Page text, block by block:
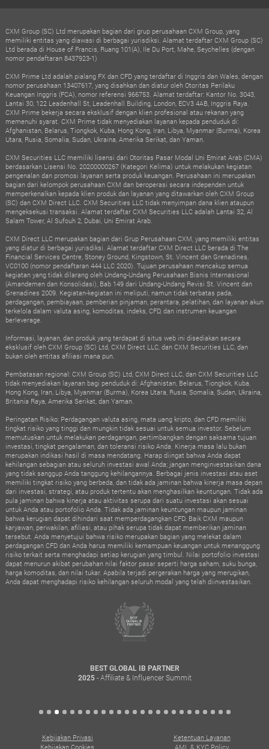
CXM Group (SC) Ltd merupakan bagian dari grup perusahaan CXM Group, yang
memiliki entitas yang diawasi di berbagai yurisdiksi. Alamat terdaftar CXM Group (SC)
Ltd berada di House of Francis, Ruang 101(A), Ile Du Port, Mahe, Seychelles (dengan
nomor pendaftaran 8437923-1)
CXM Prime Ltd adalah pialang FX dan CFD yang terdaftar di Inggris dan Wales, dengan
nomor perusahaan 13407617, yang disahkan dan diatur oleh Otoritas Perilaku
Keuangan Inggris (FCA), nomor referensi 966753. Alamat terdaftar: Kantor No. 3043,
Lantai 30, 122 Leadenhall St, Leadenhall Building, London, ECV3 4AB, Inggris Raya.
CXM Prime bekerja secara eksklusif dengan klien profesional atau rekanan yang
memenuhi syarat. CXM Prime tidak menyediakan layanan kepada penduduk di:
Afghanistan, Belarus, Tiongkok, Kuba, Hong Kong, Iran, Libya, Myanmar (Burma), Korea
Utara, Rusia, Somalia, Sudan, Ukraina, Amerika Serikat, dan Yaman.
CXM Securities LLC memiliki lisensi dari Otoritas Pasar Modal Uni Emirat Arab (CMA)
berdasarkan Lisensi No. 20200000267 (Kategori Kelima) untuk melakukan kegiatan
pengenalan dan promosi layanan serta produk keuangan. Perusahaan ini merupakan
bagian dari kelompok perusahaan CXM dan beroperasi secara independen untuk
memperkenalkan kepada klien produk dan layanan yang ditawarkan oleh CXM Group
(SC) dan CXM Direct LLC. CXM Securities LLC tidak menyimpan dana klien ataupun
mengeksekusi transaksi. Alamat terdaftar CXM Securities LLC adalah Lantai 32, Al
Salam Tower, Al Sufouh 2, Dubai, Uni Emirat Arab.
CXM Direct LLC merupakan bagian dari Grup Perusahaan CXM, yang memiliki entitas
yang diatur di berbagai yurisdiksi. Alamat terdaftar CXM Direct LLC berada di The
Financial Services Centre, Stoney Ground, Kingstown, St. Vincent dan Grenadines,
VC0100 (nomor pendaftaran 444 LLC 2020). Tujuan perusahaan mencakup semua
kegiatan yang tidak dilarang oleh Undang-Undang Perusahaan Bisnis Internasional
(Amandemen dan Konsolidasi), Bab 149 dari Undang-Undang Revisi St. Vincent dan
Grenadines 2009. Kegiatan-kegiatan ini meliputi, namun tidak terbatas pada,
perdagangan, pembiayaan, pemberian pinjaman, perantara, pelatihan, dan layanan akun
terkelola dalam valuta asing, komoditas, indeks, CFD, dan instrumen keuangan
berleverage.
Informasi, layanan, dan produk yang terdapat di situs web ini disediakan secara
eksklusif oleh CXM Group (SC) Ltd, CXM Direct LLC, dan CXM Securities LLC, dan
bukan oleh entitas afiliasi mana pun.
Pembatasan regional: CXM Group (SC) Ltd, CXM Direct LLC, dan CXM Securities LLC
tidak menyediakan layanan bagi penduduk di: Afghanistan, Belarus, Tiongkok, Kuba,
Hong Kong, Iran, Libya, Myanmar (Burma), Korea Utara, Rusia, Somalia, Sudan, Ukraina,
Britania Raya, Amerika Serikat, dan Yaman.
Peringatan Risiko: Perdagangan valuta asing, mata uang kripto, dan CFD memiliki
tingkat risiko yang tinggi dan mungkin tidak sesuai untuk semua investor. Sebelum
memutuskan untuk melakukan perdagangan, pertimbangkan dengan saksama tujuan
investasi, tingkat pengalaman, dan toleransi risiko Anda. Kinerja masa lalu bukan
merupakan indikasi hasil di masa mendatang. Harap diingat bahwa Anda dapat
kehilangan sebagian atau seluruh investasi awal Anda; jangan menginvestasikan dana
yang tidak sanggup Anda tanggung kehilangannya. Berbagai jenis investasi atau aset
memiliki tingkat risiko yang berbeda, dan tidak ada jaminan bahwa kinerja masa depan
dari investasi, strategi, atau produk tertentu akan menghasilkan keuntungan. Tidak ada
pula jaminan bahwa kinerja atau aktivitas serupa dari suatu investasi akan sesuai
untuk Anda atau portofolio Anda. Tidak ada jaminan keuntungan maupun jaminan
bahwa kerugian dapat dihindari saat memperdagangkan CFD. Baik CXM maupun
karyawan, perwakilan, afiliasi, atau pihak serupa tidak dapat memberikan jaminan
tersebut. Anda menyetujui bahwa risiko merupakan bagian yang melekat dalam
perdagangan CFD dan Anda harus memiliki kemampuan keuangan untuk menanggung
risiko terkait serta menghadapi setiap kerugian yang timbul. Nilai portofolio investasi
dapat menurun akibat perubahan nilai faktor pasar seperti harga saham, suku bunga,
harga komoditas, dan nilai tukar. Apabila terjadi pergerakan harga yang merugikan,
Anda dapat menghadapi risiko kehilangan seluruh modal yang telah diinvestasikan.
BEST FINTECH FOREX BROKER
2025- Forex Expo Dubai
Kebijakan Privasi
Ketentuan Layanan
Kebijakan Cookies
AML & KYC Policy